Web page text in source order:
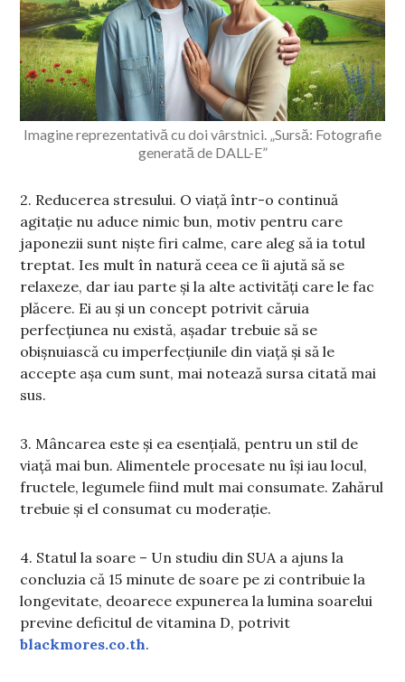
Imagine reprezentativă cu doi vârstnici. „Sursă: Fotografie
generată de DALL-E”
2. Reducerea stresului. O viață într-o continuă
agitație nu aduce nimic bun, motiv pentru care
japonezii sunt niște firi calme, care aleg să ia totul
treptat. Ies mult în natură ceea ce îi ajută să se
relaxeze, dar iau parte și la alte activități care le fac
plăcere. Ei au și un concept potrivit căruia
perfecțiunea nu există, așadar trebuie să se
obișnuiască cu imperfecțiunile din viață și să le
accepte așa cum sunt, mai notează sursa citată mai
sus.
3. Mâncarea este și ea esențială, pentru un stil de
viață mai bun. Alimentele procesate nu își iau locul,
fructele, legumele fiind mult mai consumate. Zahărul
trebuie și el consumat cu moderație.
4. Statul la soare – Un studiu din SUA a ajuns la
concluzia că 15 minute de soare pe zi contribuie la
longevitate, deoarece expunerea la lumina soarelui
previne deficitul de vitamina D, potrivit
blackmores.co.th.